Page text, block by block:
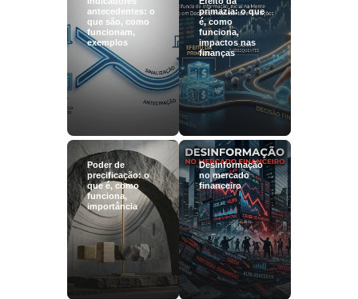
antecedentes: o
que são, como
funcionam,
exemplos
primazia: o que
é, como
funciona,
impactos nas
finanças
Poder de
precificação: o
que é, como
funciona,
importância
Desinformação
no mercado
financeiro